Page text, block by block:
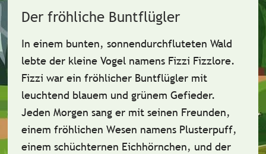
Der fröhliche Buntflügler
In einem bunten, sonnendurchfluteten Wald
lebte der kleine Vogel namens Fizzi Fizzlore.
Fizzi war ein fröhlicher Buntflüglermit
leuchtend blauem und grünem Gefieder.
Jeden Morgen sang er mit seinen Freunden,
einem fröhlichen Wesen namens Plusterpuff,
einem schüchternen Eichhörnchen, und der